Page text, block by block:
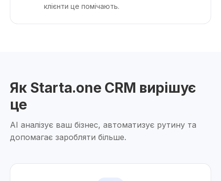
клієнти це помічають.
Як Starta.one CRM вирішує
це
AI аналізує ваш бізнес, автоматизує рутину та
допомагає заробляти більше.